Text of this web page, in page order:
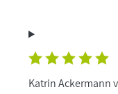
Katrin Ackermann